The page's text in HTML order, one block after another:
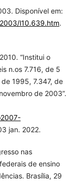
Disponível em:
l10.639.htm.
“Institui o
n.os 7.716, de 5
1995, 7.347, de
de 2003”.
jan. 2022.
nas
de ensino
Brasília, 29